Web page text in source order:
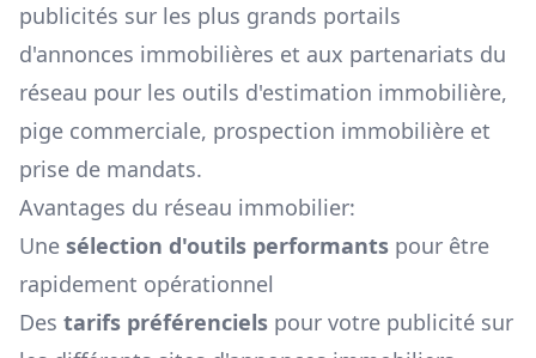
publicités sur les plus grands portails
d'annonces immobilières et aux partenariats du
réseau pour les outils d'estimation immobilière,
pige commerciale, prospection immobilière et
prise de mandats.
Avantages du réseau immobilier:
Une sélection d'outils performants pour être
rapidement opérationnel
Des tarifs préférenciels pour votre publicité sur